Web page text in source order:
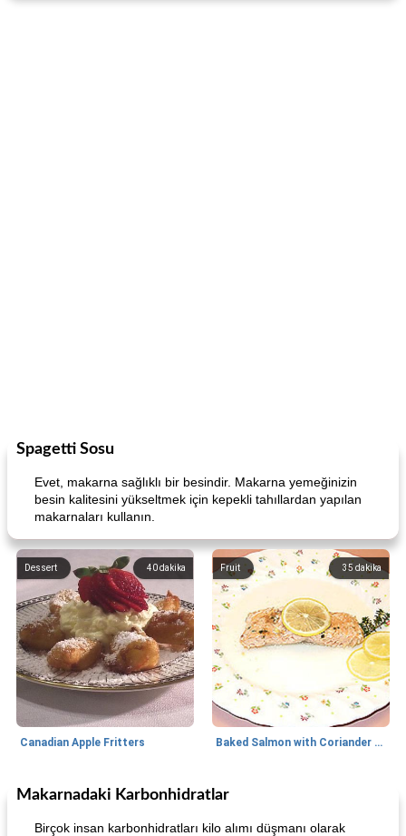
Spagetti Sosu
Evet, makarna sağlıklı bir besindir. Makarna yemeğinizin
besin kalitesini yükseltmek için kepekli tahıllardan yapılan
makarnaları kullanın.
40dakika
Dessert
Canadian Apple Fritters
35 dakika
Fruit
Baked Salmon with Coriander and Thyme
65dakika
Boneless Chicken Recipes Candy
Makarnadaki Karbonhidratlar
Birçok insan karbonhidratları kilo alımı düşmanı olarak